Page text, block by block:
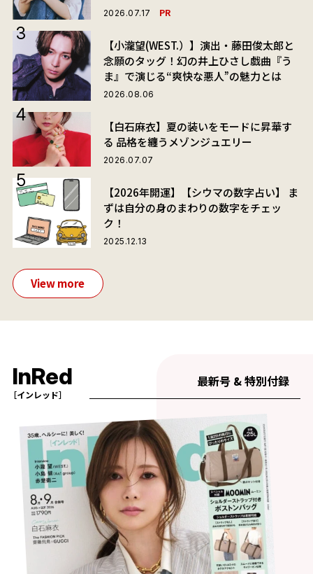
2026.07.17 PR
【小瀧望(WEST.）】演出・藤田俊太郎と
念願のタッグ！幻の井上ひさし戯曲『う
ま』で演じる“爽快な悪人”の魅力とは
2026.08.06
【白石麻衣】夏の装いをモードに昇華す
る 品格を纏うメゾンジュエリー
2026.07.07
【2026年開運】【シウマの数字占い】 ま
ずは自分の身のまわりの数字をチェッ
ク！
2025.12.13
View more
InRed
［インレッド］
最新号 & 特別付録